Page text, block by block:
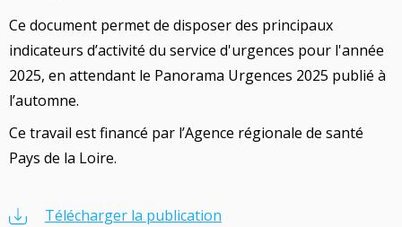
Ce document permet de disposer des principaux
indicateurs d’activité du service d'urgences pour l'année
2025, en attendant le Panorama Urgences 2025 publié à
l’automne.
Ce travail est financé par l’Agence régionale de santé
Pays de la Loire.
Télécharger la publication